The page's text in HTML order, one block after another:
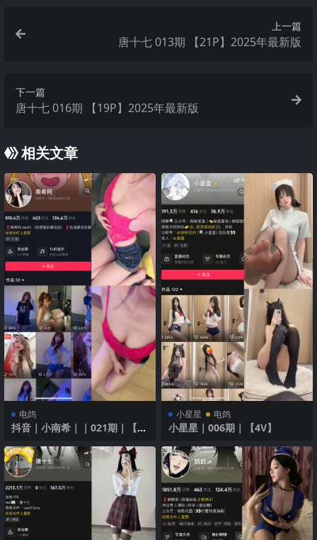
上一篇
唐十七 013期 【21P】2025年最新版
下一篇
唐十七 016期 【19P】2025年最新版
相关文章
电鸽
抖音｜小南希｜｜021期｜【44
小星星 电鸽
小星星｜006期｜【4V】